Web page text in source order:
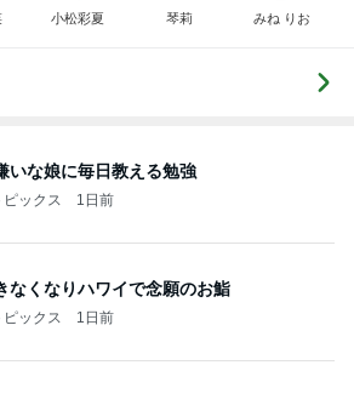
小松彩夏 琴莉 みね りお
いな娘に毎日教える勉強
ックス 1日前
なくなりハワイで念願のお鮨
ックス 1日前